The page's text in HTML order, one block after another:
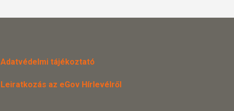
Adatvédelmi tájékoztató
Leiratkozás az eGov Hírlevélről